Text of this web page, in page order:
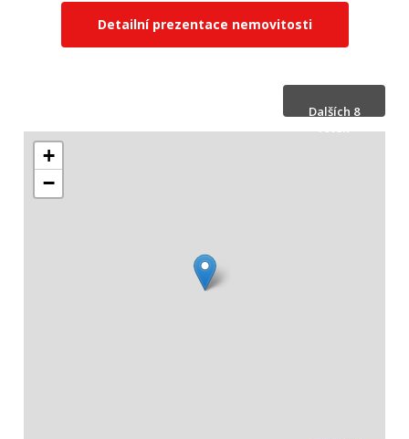
Detailní prezentace nemovitosti
Dalších 8
fotek
+
−